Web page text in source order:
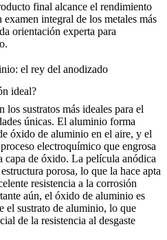
final alcance el rendimiento
integral de los metales más
orientación experta para
el rey del anodizado
ideal?
sustratos más ideales para el
únicas. El aluminio forma
óxido de aluminio en el aire, y el
electroquímico que engrosa
capa de óxido. La película anódica
porosa, lo que la hace apta
resistencia a la corrosión
aún, el óxido de aluminio es
el sustrato de aluminio, lo que
de la resistencia al desgaste